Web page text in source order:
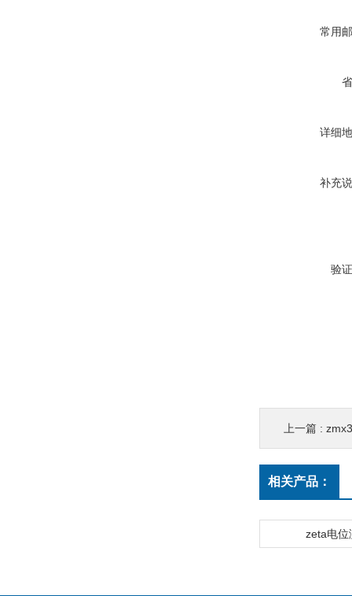
常用
详细
补充
验
上一篇 :
相关产品：
zeta电位